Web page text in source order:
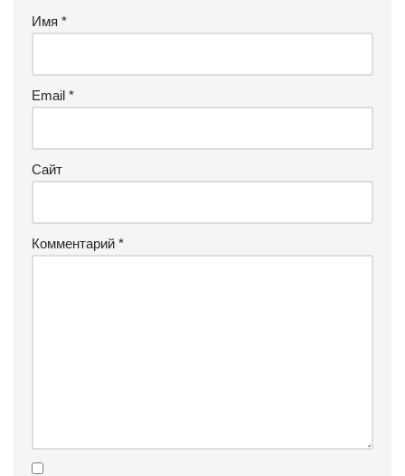
Имя *
Email *
Сайт
Комментарий *